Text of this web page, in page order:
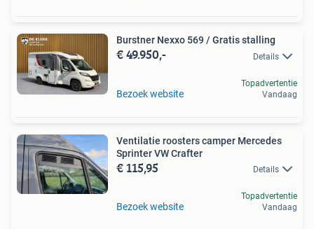
Burstner Nexxo 569 / Gratis stalling
€ 49.950,- Details
Bezoek website
Topadvertentie
Vandaag
Ventilatie roosters camper Mercedes
Sprinter VW Crafter
€ 115,95 Details
Bezoek website
Topadvertentie
Vandaag